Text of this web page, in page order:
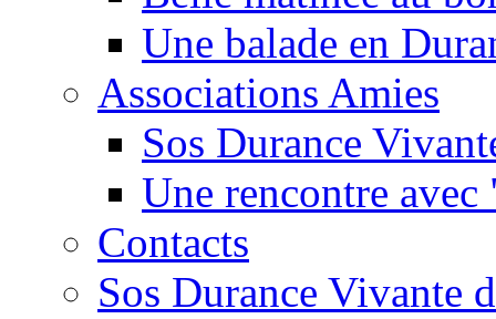
Une balade en
Associations Amies
Sos Durance
Une rencontre
Contacts
Sos Durance Vivante